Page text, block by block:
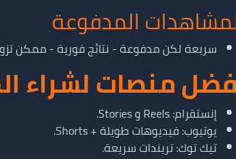
المدفوعة
سريعة لكن مدفوعة - نتائج فورية - ممكن
منصات لشراء
إنستقرام: Reels و Stories.
يوتيوب: فيديوهات طويلة + Shorts.
تيك توك: تريندات سريعة.